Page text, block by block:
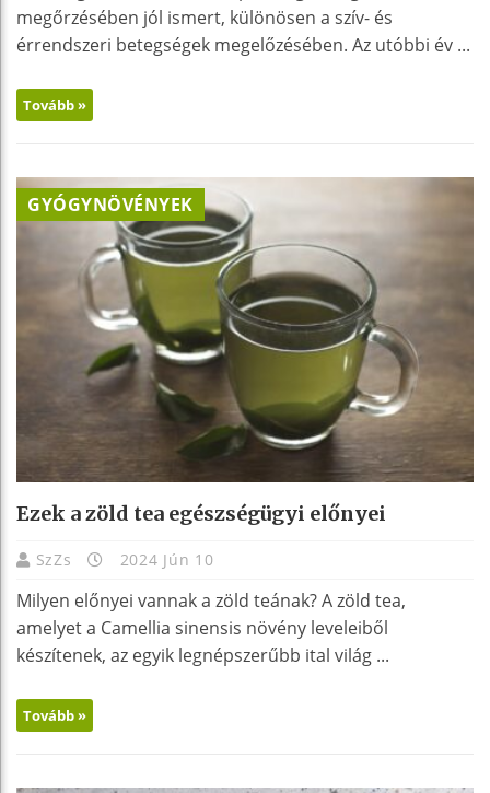
megőrzésében jól ismert, különösen a szív- és
érrendszeri betegségek megelőzésében. Az utóbbi év ...
Tovább »
GYÓGYNÖVÉNYEK
Ezek a zöld tea egészségügyi előnyei
SzZs 2024 Jún 10
Milyen előnyei vannak a zöld teának? A zöld tea,
amelyet a Camellia sinensis növény leveleiből
készítenek, az egyik legnépszerűbb ital világ ...
Tovább »